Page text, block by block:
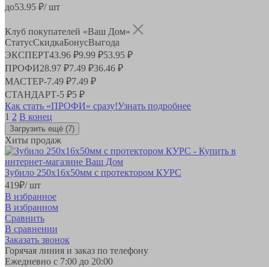
до53.95 ₽/ шт
Клуб покупателей «Ваш Дом»
СтатусСкидкаБонусВыгода
ЭКСПЕРТ43.96 ₽9.99 ₽53.95 ₽
ПРОФИ28.97 ₽7.49 ₽36.46 ₽
МАСТЕР-7.49 ₽7.49 ₽
СТАНДАРТ-5 ₽5 ₽
Как стать «ПРОФИ» сразу!Узнать подробнее
1 2 В конец
Загрузить ещё (7)
Хиты продаж
Зубило 250х16х50мм с протектором КУРС
419₽/ шт
В избранное
В избранном
Сравнить
В сравнении
Заказать звонок
Горячая линия и заказ по телефону
Ежедневно с 7:00 до 20:00